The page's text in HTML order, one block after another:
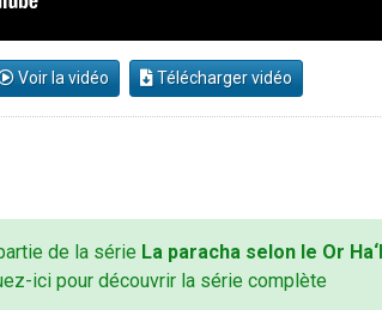
Voir la vidéo Télécharger vidéo
de la série La paracha selon le Or
ici pour découvrir la série complète